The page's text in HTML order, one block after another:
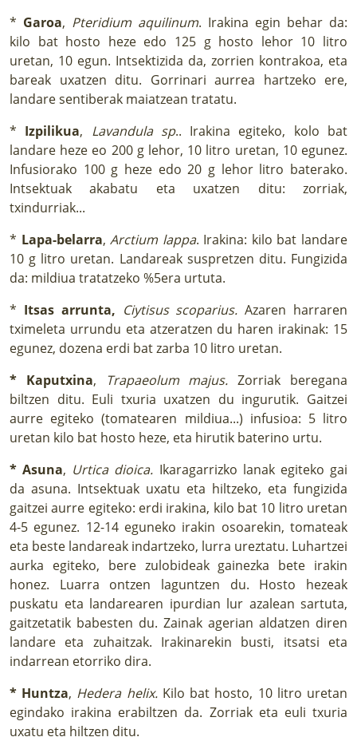
* Garoa, Pteridium aquilinum. Irakina egin behar da:
kilo bat hosto heze edo 125 g hosto lehor 10 litro
uretan, 10 egun. Intsektizida da, zorrien kontrakoa, eta
bareak uxatzen ditu. Gorrinari aurrea hartzeko ere,
landare sentiberak maiatzean tratatu.
* Izpilikua, Lavandula sp.. Irakina egiteko, kolo bat
landare heze eo 200 g lehor, 10 litro uretan, 10 egunez.
Infusiorako 100 g heze edo 20 g lehor litro baterako.
Intsektuak akabatu eta uxatzen ditu: zorriak,
txindurriak...
* Lapa-belarra,Arctium lappa. Irakina: kilo bat landare
10 g litro uretan. Landareak suspretzen ditu. Fungizida
da: mildiua tratatzeko %5era urtuta.
* Itsas arrunta, Ciytisus scoparius.Azaren harraren
tximeleta urrundu eta atzeratzen du haren irakinak: 15
egunez, dozena erdi bat zarba 10 litro uretan.
* Kaputxina, Trapaeolum majus.Zorriak beregana
biltzen ditu. Euli txuria uxatzen du ingurutik. Gaitzei
aurre egiteko (tomatearen mildiua...) infusioa: 5 litro
uretan kilo bat hosto heze, eta hirutik baterino urtu.
* Asuna, Urtica dioica. Ikaragarrizko lanak egiteko gai
da asuna. Intsektuak uxatu eta hiltzeko, eta fungizida
gaitzei aurre egiteko: erdi irakina, kilo bat 10 litro uretan
4-5 egunez. 12-14 eguneko irakin osoarekin, tomateak
eta beste landareak indartzeko, lurra ureztatu. Luhartzei
aurka egiteko, bere zulobideak gainezka bete irakin
honez. Luarra ontzen laguntzen du. Hosto hezeak
puskatu eta landarearen ipurdian lur azalean sartuta,
gaitzetatik babesten du. Zainak agerian aldatzen diren
landare eta zuhaitzak. Irakinarekin busti, itsatsi eta
indarrean etorriko dira.
* Huntza, Hedera helix. Kilo bat hosto, 10 litro uretan
egindako irakina erabiltzen da. Zorriak eta euli txuria
uxatu eta hiltzen ditu.